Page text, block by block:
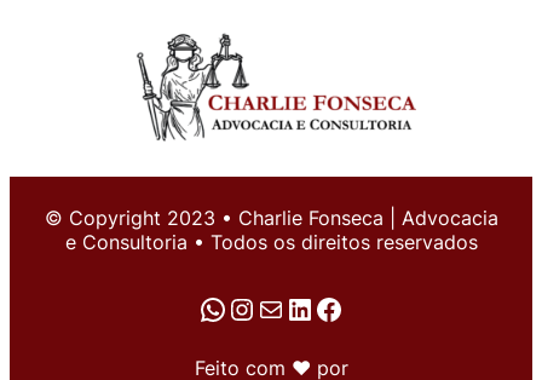
© Copyright 2023 • Charlie Fonseca | Advocacia
e Consultoria • Todos os direitos reservados
WhatsApp
Instagram
E-mailLinkedIn
Facebook
Feito com ♥ por